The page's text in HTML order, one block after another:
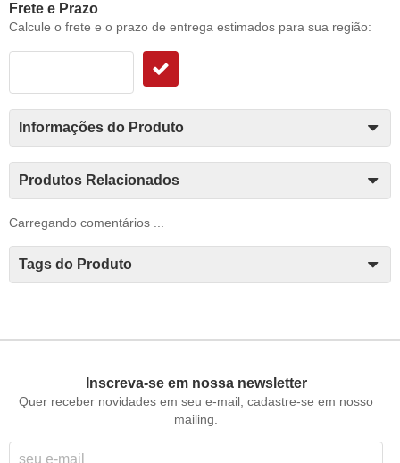
Frete e Prazo
Calcule o frete e o prazo de entrega estimados para sua região:
Informações do Produto
Produtos Relacionados
Carregando comentários ...
Tags do Produto
Inscreva-se em nossa newsletter
Quer receber novidades em seu e-mail, cadastre-se em nosso
mailing.